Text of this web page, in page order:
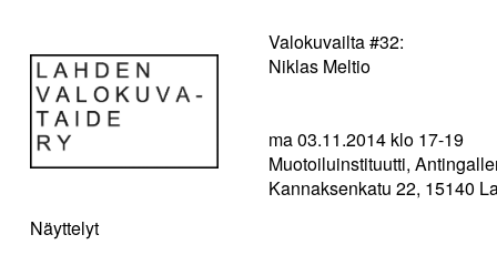
Näyttelyt
Valokuvailta #32:
Niklas Meltio
ma 03.11.2014 klo 17-19
Muotoiluinstituutti,
Kannaksenkatu 22, 15140